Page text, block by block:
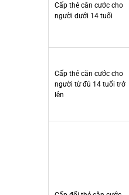
Cấp thẻ căn cước cho
người dưới 14 tuổi
Cấp thẻ căn cước cho
người từ đủ 14 tuổi trở
lên